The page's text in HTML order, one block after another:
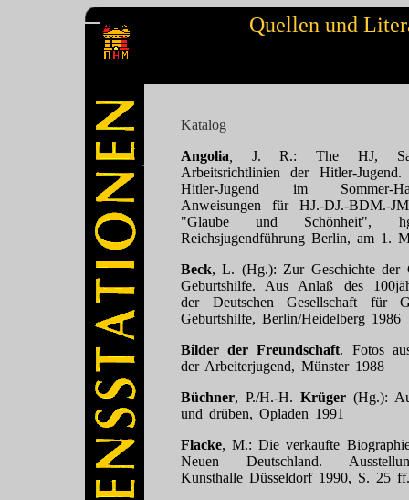
Quellen und
Katalog
Angolia
J. R.: The HJ,
Arbeitsrichtlinien der Hitler-
Hitler-Jugend im Sommer-
Anweisungen für HJ.-DJ.-BDM.-
"Glaube und Schönheit",
Reichsjugendführung Berlin, am 1.
Beck, L. (Hg.): Zur Geschichte der
Geburtshilfe. Aus Anlaß des
der Deutschen Gesellschaft für
Geburtshilfe, Berlin/Heidelberg 1986
Bilder der Freundschaft. Fotos
der Arbeiterjugend, Münster 1988
Büchner, P./H.-H. Krüger (Hg.):
und drüben, Opladen 1991
Flacke, M.: Die verkaufte
Neuen Deutschland.
Kunsthalle Düsseldorf 1990, S. 25 ff.